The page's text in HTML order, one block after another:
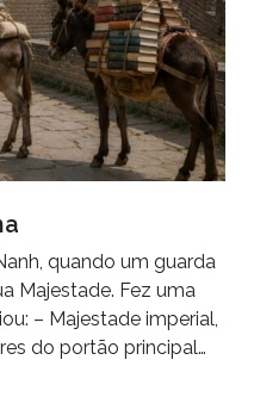
quando um guarda
Majestade. Fez uma
– Majestade imperial,
do portão principal…